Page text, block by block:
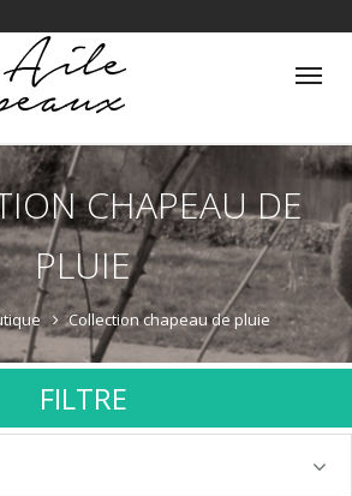
CHAPEAU DE
PLUIE
Collection chapeau de pluie
FILTRE